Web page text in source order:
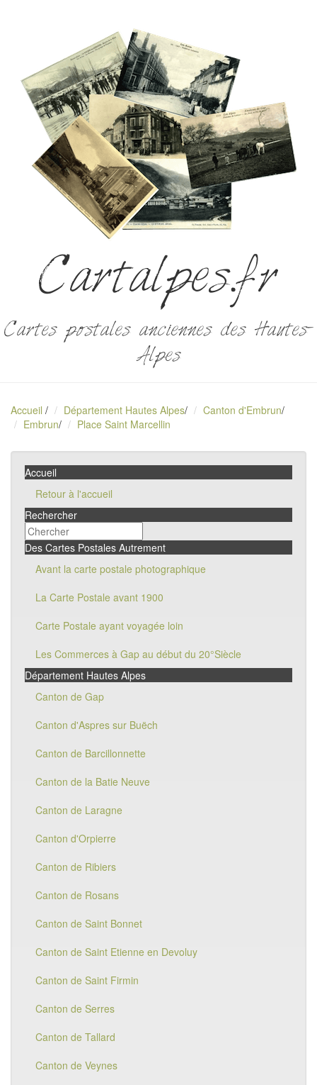
Cartalpes.fr
Cartes postales anciennes des Hautes-
Alpes
Accueil / Département Hautes Alpes/ Canton d'Embrun/
Embrun/ Place Saint Marcellin
Accueil
Retour à l'accueil
Rechercher
Des Cartes Postales Autrement
Avant la carte postale photographique
La Carte Postale avant 1900
Carte Postale ayant voyagée loin
Les Commerces à Gap au début du 20°Siècle
Département Hautes Alpes
Canton de Gap
Canton d'Aspres sur Buëch
Canton de Barcillonnette
Canton de la Batie Neuve
Canton de Laragne
Canton d'Orpierre
Canton de Ribiers
Canton de Rosans
Canton de Saint Bonnet
Canton de Saint Etienne en Devoluy
Canton de Saint Firmin
Canton de Serres
Canton de Tallard
Canton de Veynes